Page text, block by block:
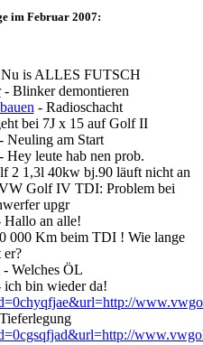
im Februar 2007:
is ALLES FUTSCH
- Blinker demontieren
- Radioschacht
bei 7J x 15 auf Golf II
Neuling am Start
- Hey leute hab nen prob.
2 1,3l 40kw bj.90 läuft nicht an
Golf IV TDI: Problem bei
upgr
Hallo an alle!
000 Km beim TDI ! Wie lange
er?
- Welches ÖL
ich bin wieder da!